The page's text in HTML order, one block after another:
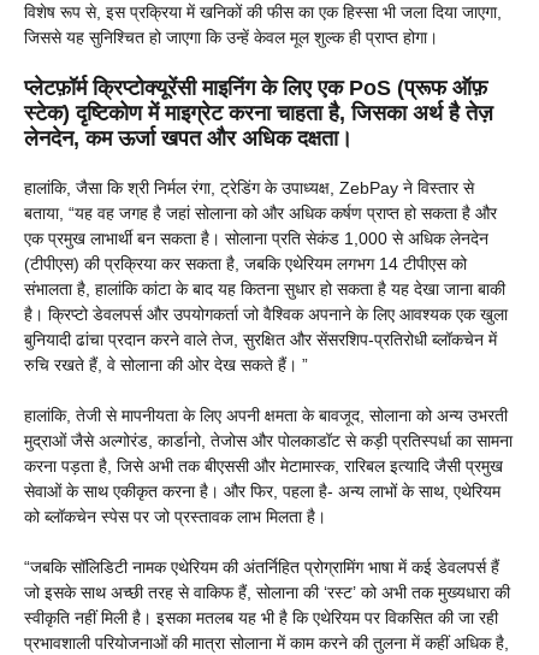
विशेष रूप से, इस प्रक्रिया में खनिकों की फीस का एक हिस्सा भी जला दिया जाएगा,
जिससे यह सुनिश्चित हो जाएगा कि उन्हें केवल मूल शुल्क ही प्राप्त होगा।
प्लेटफ़ॉर्म क्रिप्टोक्यूरेंसी माइनिंग के लिए एक PoS (प्रूफ ऑफ़
स्टेक) दृष्टिकोण में माइग्रेट करना चाहता है, जिसका अर्थ है तेज़
लेनदेन, कम ऊर्जा खपत और अधिक दक्षता।
हालांकि, जैसा कि श्री निर्मल रंगा, ट्रेडिंग के उपाध्यक्ष, ZebPay ने विस्तार से
बताया, “यह वह जगह है जहां सोलाना को और अधिक कर्षण प्राप्त हो सकता है और
एक प्रमुख लाभार्थी बन सकता है। सोलाना प्रति सेकंड 1,000 से अधिक लेनदेन
(टीपीएस) की प्रक्रिया कर सकता है, जबकि एथेरियम लगभग 14 टीपीएस को
संभालता है, हालांकि कांटा के बाद यह कितना सुधार हो सकता है यह देखा जाना बाकी
है। क्रिप्टो डेवलपर्स और उपयोगकर्ता जो वैश्विक अपनाने के लिए आवश्यक एक खुला
बुनियादी ढांचा प्रदान करने वाले तेज, सुरक्षित और सेंसरशिप-प्रतिरोधी ब्लॉकचेन में
रुचि रखते हैं, वे सोलाना की ओर देख सकते हैं। ”
हालांकि, तेजी से मापनीयता के लिए अपनी क्षमता के बावजूद, सोलाना को अन्य उभरती
मुद्राओं जैसे अल्गोरंड, कार्डानो, तेजोस और पोलकाडॉट से कड़ी प्रतिस्पर्धा का सामना
करना पड़ता है, जिसे अभी तक बीएससी और मेटामास्क, रारिबल इत्यादि जैसी प्रमुख
सेवाओं के साथ एकीकृत करना है। और फिर, पहला है- अन्य लाभों के साथ, एथेरियम
को ब्लॉकचेन स्पेस पर जो प्रस्तावक लाभ मिलता है।
“जबकि सॉलिडिटी नामक एथेरियम की अंतर्निहित प्रोग्रामिंग भाषा में कई डेवलपर्स हैं
जो इसके साथ अच्छी तरह से वाकिफ हैं, सोलाना की ‘रस्ट’ को अभी तक मुख्यधारा की
स्वीकृति नहीं मिली है। इसका मतलब यह भी है कि एथेरियम पर विकसित की जा रही
प्रभावशाली परियोजनाओं की मात्रा सोलाना में काम करने की तुलना में कहीं अधिक है,